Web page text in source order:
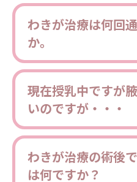
わきが治療は何回
か。
現在授乳中ですが
いのですが・・・
わきが治療の術後
は何ですか？